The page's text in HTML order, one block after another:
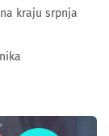
kraju srpnja